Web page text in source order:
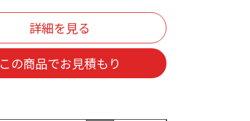
詳細を見る
この商品でお見積もり